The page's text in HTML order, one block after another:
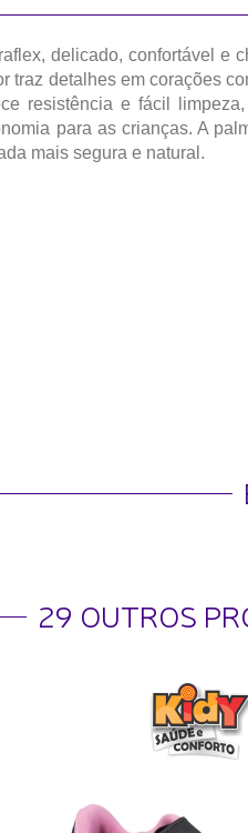
delicado, confortável e
traz detalhes em corações
resistência e fácil
para as crianças. A
mais segura e natural.
29 OUTROS